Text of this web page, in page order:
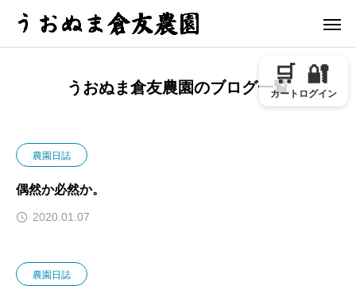
🛒
カート
🔐
ログイン
うおぬま倉友農園のブログ一覧
農園日誌
偶然か必然か。
2020.01.07
農園日誌